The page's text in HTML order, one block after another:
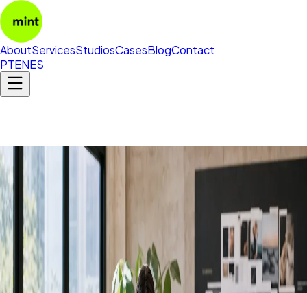
AboutServicesStudiosCasesBlogContact
PTENES